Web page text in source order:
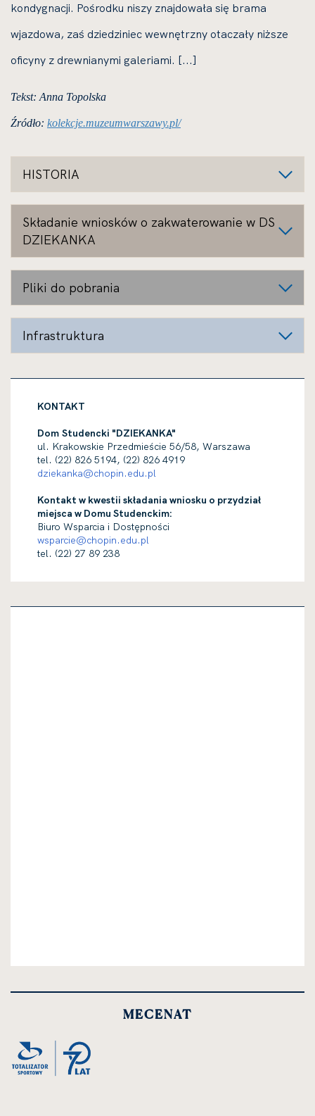
kondygnacji. Pośrodku niszy znajdowała się brama
wjazdowa, zaś dziedziniec wewnętrzny otaczały niższe
oficyny z drewnianymi galeriami. [...]
Tekst: Anna Topolska
Źródło: kolekcje.muzeumwarszawy.pl/
HISTORIA
Składanie wniosków o zakwaterowanie w DS
DZIEKANKA
Pliki do pobrania
Infrastruktura
KONTAKT
Dom Studencki "DZIEKANKA"
ul. Krakowskie Przedmieście 56/58, Warszawa
tel. (22) 826 5194, (22) 826 4919
dziekanka@chopin.edu.pl
Kontakt w kwestii składania wniosku o przydział
miejsca w Domu Studenckim:
Biuro Wsparcia i Dostępności
wsparcie@chopin.edu.pl
tel. (22) 27 89 238
MECENAT